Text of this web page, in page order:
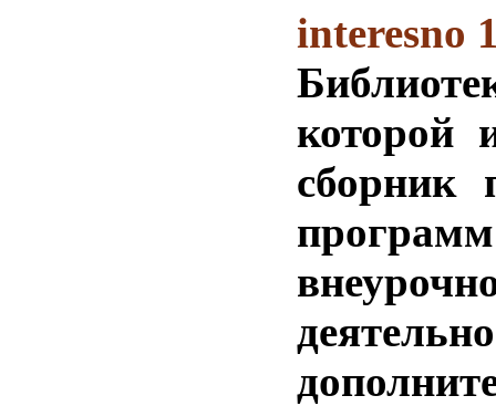
которой
сборник
программ